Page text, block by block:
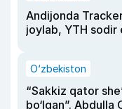
Andijonda
joylab, YTH sodir
O‘zbekiston
“Sakkiz qator
bo‘lgan”.